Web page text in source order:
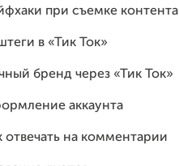
при съемке контента
в «Тик Ток»
бренд через «Тик Ток»
аккаунта
отвечать на комментарии